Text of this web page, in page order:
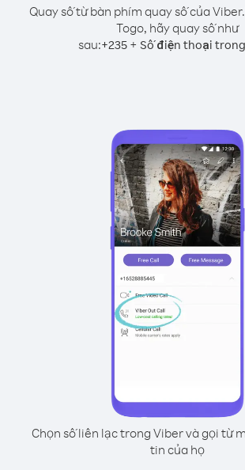
Quay số từ bàn phím quay số của Viber.
Togo, hãy quay số như
sau:+235+ Số điện thoại
Chọn số liên lạc trong Viber và gọi từ
tin của họ